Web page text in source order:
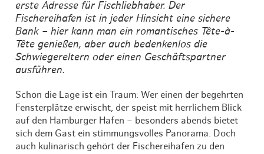
erste Adresse für Fischliebhaber. Der
Fischereihafen ist in jeder Hinsicht eine sichere
Bank – hier kann man ein romantisches Tête-à-
Tête genießen, aber auch bedenkenlos die
Schwiegereltern oder einen Geschäftspartner
ausführen.
Schon die Lage ist ein Traum: Wer einen der begehrten
Fensterplätze erwischt, der speist mit herrlichem Blick
auf den Hamburger Hafen – besonders abends bietet
sich dem Gast ein stimmungsvolles Panorama. Doch
auch kulinarisch gehört der Fischereihafen zu den